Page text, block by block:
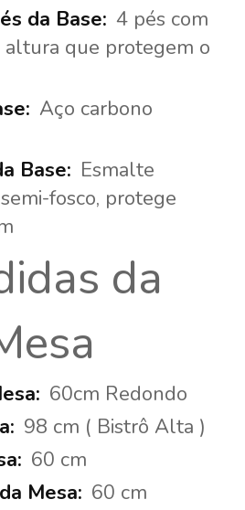
4 pés com
altura que protegem o
Aço carbono
Esmalte
fosco, protege
da
60cm Redondo
98 cm ( Bistrô Alta )
60 cm
60 cm